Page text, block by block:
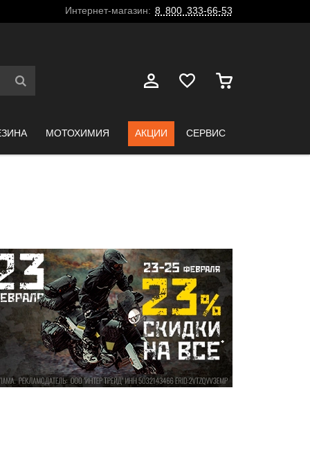
Интернет-магазин: 8 800 333-66-53
МОТОХИМИЯ АКЦИИ СЕРВИС